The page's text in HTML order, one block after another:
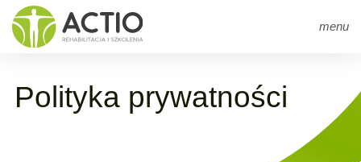
menu
Strona głównaarrow_right Polityka prywatności
Polityka prywatności